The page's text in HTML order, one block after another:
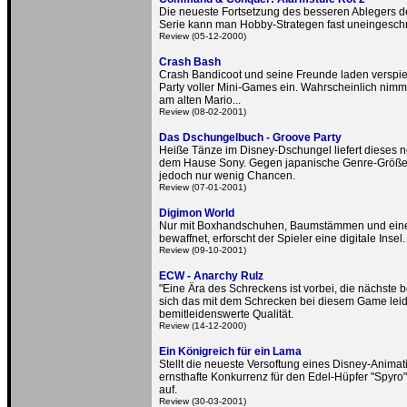
Die neueste Fortsetzung des besseren Ablegers
Serie kann man Hobby-Strategen fast
Review (05-12-2000)
Crash Bash
Crash Bandicoot und seine Freunde laden
Party voller Mini-Games ein. Wahrscheinlich
am alten Mario...
Review (08-02-2001)
Das Dschungelbuch - Groove Party
Heiße Tänze im Disney-Dschungel liefert dieses
dem Hause Sony. Gegen japanische Genre-
jedoch nur wenig Chancen.
Review (07-01-2001)
Digimon World
Nur mit Boxhandschuhen, Baumstämmen und
bewaffnet, erforscht der Spieler eine digitale Insel.
Review (09-10-2001)
ECW - Anarchy Rulz
"Eine Ära des Schreckens ist vorbei, die nächste
sich das mit dem Schrecken bei diesem Game
bemitleidenswerte Qualität.
Review (14-12-2000)
Ein Königreich für ein Lama
Stellt die neueste Versoftung eines Disney-
ernsthafte Konkurrenz für den Edel-Hüpfer
auf.
Review (30-03-2001)